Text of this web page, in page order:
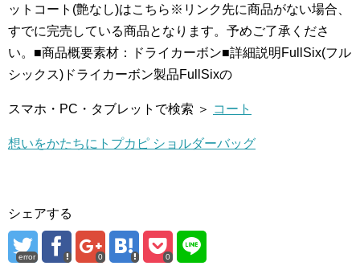
ットコート(艶なし)はこちら※リンク先に商品がない場合、
すでに完売している商品となります。予めご了承くださ
い。■商品概要素材：ドライカーボン■詳細説明FullSix(フル
シックス)ドライカーボン製品FullSixの
スマホ・PC・タブレットで検索 ＞ コート
想いをかたちにトプカピ ショルダーバッグ
シェアする
error 0 0